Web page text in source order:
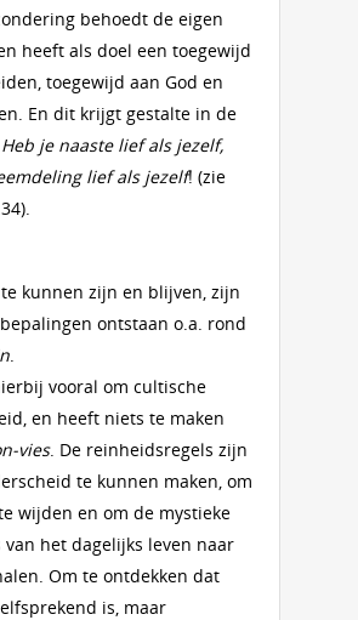
behoedt de eigen
heeft als doel een toegewijd
toegewijd aan God en
En dit krijgt gestalte in de
Heb je naaste lief als jezelf,
lief als jezelf! (zie
kunnen zijn en blijven, zijn
ontstaan o.a. rond
.
vooral om cultische
en heeft niets te maken
vies. De reinheidsregels zijn
te kunnen maken, om
wijden en om de mystieke
van het dagelijks leven naar
Om te ontdekken dat
is, maar